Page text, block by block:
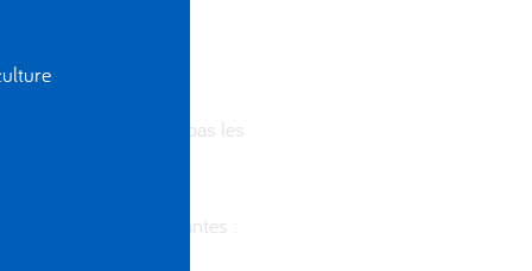
Cela n’inclut pas les
personnelles suivantes :
et vos numéros de